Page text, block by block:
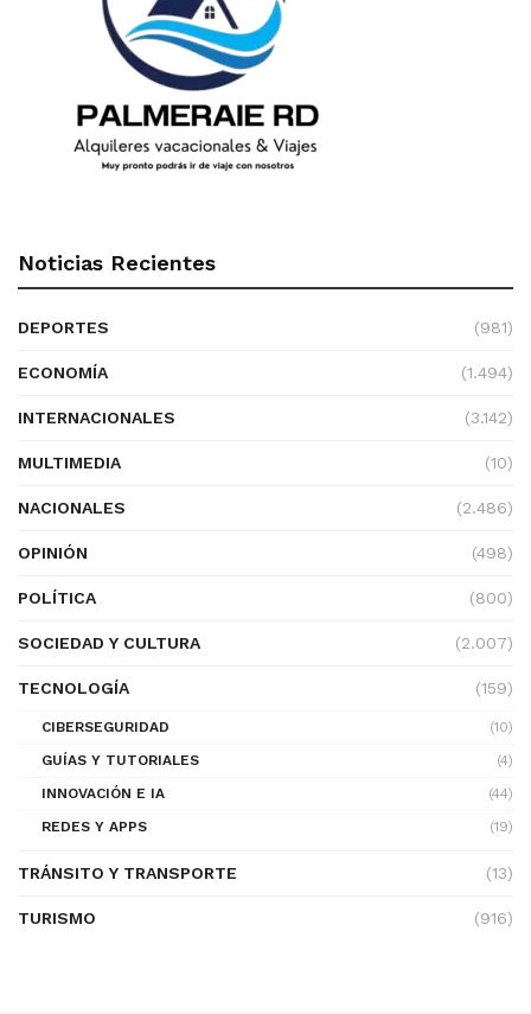
Noticias Recientes
DEPORTES (981)
ECONOMÍA (1.494)
INTERNACIONALES (3.142)
MULTIMEDIA (10)
NACIONALES (2.486)
OPINIÓN (498)
POLÍTICA (800)
SOCIEDAD Y CULTURA (2.007)
TECNOLOGÍA (159)
CIBERSEGURIDAD
(10)
GUÍAS Y TUTORIALES
(4)
INNOVACIÓN E IA
(44)
REDES Y APPS
(19)
TRÁNSITO Y TRANSPORTE (13)
TURISMO (916)